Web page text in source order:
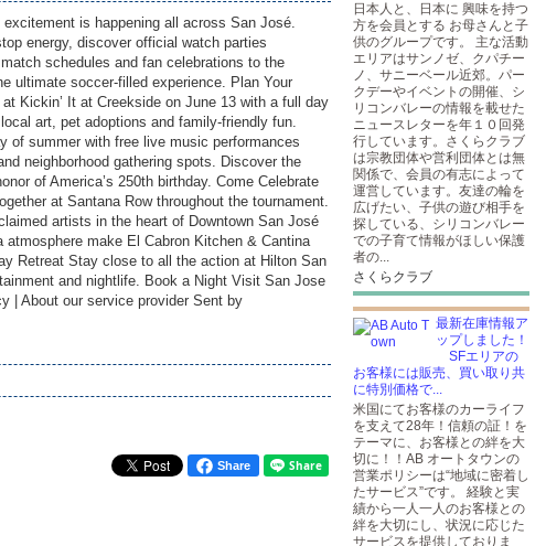
is happening all across San José.
energy, discover official watch parties
schedules and fan celebrations to the
ultimate soccer-filled experience. Plan Your
Kickin’ It at Creekside on June 13 with a full day
art, pet adoptions and family-friendly fun.
of summer with free live music performances
neighborhood gathering spots. Discover the
of America’s 250th birthday. Come Celebrate
at Santana Row throughout the tournament.
artists in the heart of Downtown San José
make El Cabron Kitchen & Cantina
Retreat Stay close to all the action at Hilton San
and nightlife. Book a Night Visit San Jose
| About our service provider Sent by
Share
日本人と、日本に 興味を持つ
方を会員とする お母さんと子
供のグループです。 主な活動
エリアはサンノゼ、クパチー
ノ、サニーベール近郊。パー
クデーやイベントの開催、シ
リコンバレーの情報を載せた
ニュースレターを年１０回発
行しています。さくらクラブ
は宗教団体や営利団体とは無
関係で、会員の有志によって
運営しています。友達の輪を
広げたい、子供の遊び相手を
探している、シリコンバレー
での子育て情報がほしい保護
者の...
さくらクラブ
最新在庫情報ア
ップしました！
SFエリアの
お客様には販売、買い取り共
に特別価格で...
米国にてお客様のカーライフ
を支えて28年！信頼の証！を
テーマに、お客様との絆を大
切に！！AB オートタウンの
営業ポリシーは“地域に密着し
たサービス”です。 経験と実
績から一人一人のお客様との
絆を大切にし、状況に応じた
サービスを提供しておりま